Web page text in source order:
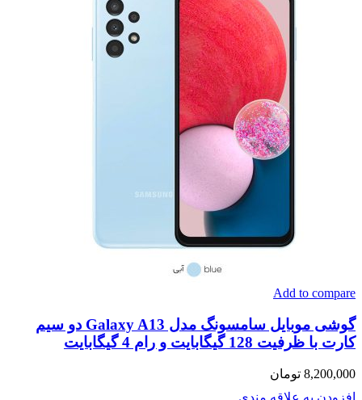
Add to compare
گوشی موبایل سامسونگ مدل Galaxy A13 دو سیم
کارت با ظرفیت 128 گیگابایت و رام 4 گیگابایت
8,200,000 تومان